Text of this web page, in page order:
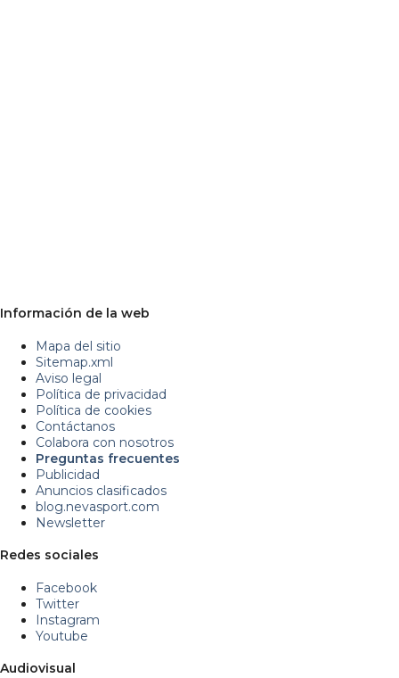
Información de la web
Mapa del sitio
Sitemap.xml
Aviso legal
Política de privacidad
Política de cookies
Contáctanos
Colabora con nosotros
Preguntas frecuentes
Publicidad
Anuncios clasificados
blog.nevasport.com
Newsletter
Redes sociales
Facebook
Twitter
Instagram
Youtube
Audiovisual